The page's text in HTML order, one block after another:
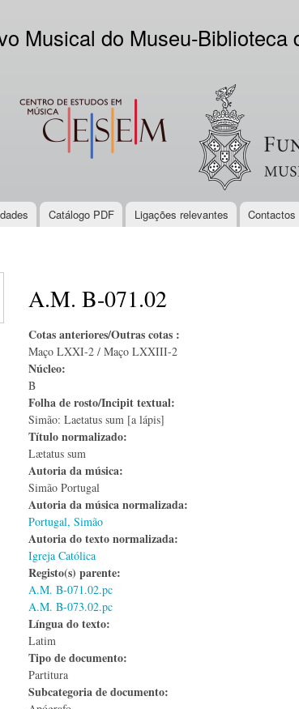
content
Musical do Museu-Biblioteca
CESEM Logo VV
Catálogo PDF Ligações relevantes Contactos
A.M. B-071.02
Cotas anteriores/Outras cotas :
Maço LXXI-2 / Maço LXXIII-2
Núcleo:
B
Folha de rosto/Incipit textual:
Simão: Laetatus sum [a lápis]
Título normalizado:
Lætatus sum
Autoria da música:
Simão Portugal
Autoria da música normalizada:
Portugal, Simão
Autoria do texto normalizada:
Igreja Católica
Registo(s) parente:
A.M. B-071.02.pc
A.M. B-073.02.pc
Língua do texto:
Latim
Tipo de documento:
Partitura
Subcategoria de documento: